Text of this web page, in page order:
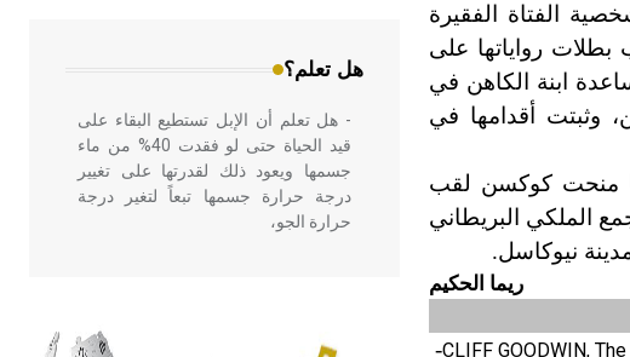
الفتاة الفقيرة
رواياتها على
ابنة الكاهن في
وثبتت أقدامها في
منحت كوكسن لقب
جائزة المجمع الملكي البريطاني
نيوكاسل.
ريما الحكيم
-CLIFF GOODWIN,
هل تعلم؟
- هل تعلم أن الإبل تستطيع البقاء على
قيد الحياة حتى لو فقدت 40% من ماء
جسمها ويعود ذلك لقدرتها على تغيير
درجة حرارة جسمها تبعاً لتغير درجة
حرارة الجو،
أربعة مؤلفات هي: الحكم، الأدلة، تنظيم
التغذية، ورسالته في جروح الرأس.